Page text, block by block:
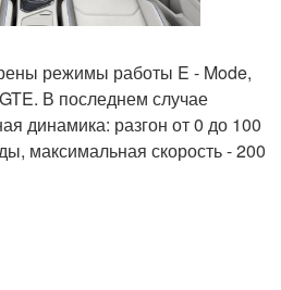
режимы работы E - Mode,
В последнем случае
динамика: разгон от 0 до 100
максимальная скорость - 200